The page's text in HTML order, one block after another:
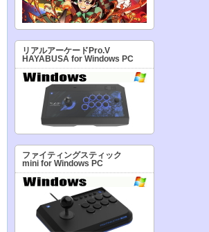
リアルアーケードPro.V
HAYABUSA for Windows PC
ファイティングスティック
mini for Windows PC